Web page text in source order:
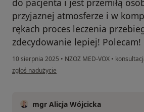
do pacjenta i jest przemiłą
przyjaznej atmosferze i w
rękach proces leczenia
zdecydowanie lepiej! Polecam!
10 sierpnia 2025 • NZOZ MED-VOX •
w opinii użytkownika Marta G.
zgłoś nadużycie
mgr Alicja Wójcicka